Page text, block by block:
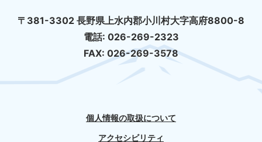
〒381-3302 長野県上水内郡小川村大字高府8800-8
電話: 026-269-2323
FAX: 026-269-3578
個人情報の取扱について
アクセシビリティ